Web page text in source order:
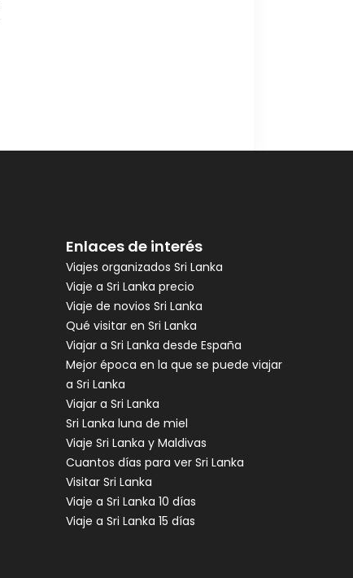
Enlaces de interés
Viajes organizados Sri Lanka
Viaje a Sri Lanka precio
Viaje de novios Sri Lanka
Qué visitar en Sri Lanka
Viajar a Sri Lanka desde España
Mejor época en la que se puede viajar
a Sri Lanka
Viajar a Sri Lanka
Sri Lanka luna de miel
Viaje Sri Lanka y Maldivas
Cuantos días para ver Sri Lanka
Visitar Sri Lanka
Viaje a Sri Lanka 10 días
Viaje a Sri Lanka 15 días